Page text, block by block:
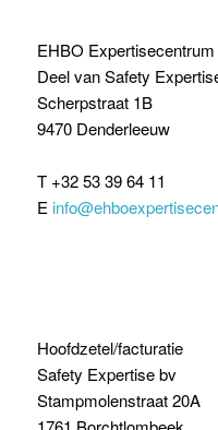
EHBO Expertisecentrum
Deel van Safety
Scherpstraat 1B
9470 Denderleeuw
T +32 53 39 64 11
E
Hoofdzetel/facturatie
Safety Expertise bv
Stampmolenstraat 20A